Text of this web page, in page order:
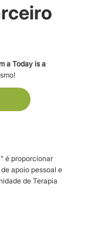
é proporcionar
apoio pessoal e
de Terapia
a Today is a